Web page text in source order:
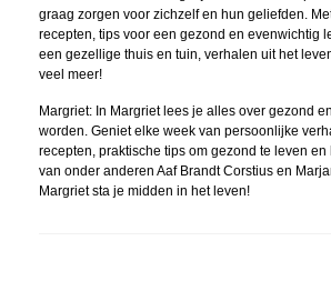
graag zorgen voor zichzelf en hun geliefden.
recepten, tips voor een gezond en evenwichtig
een gezellige thuis en tuin, verhalen uit het
veel meer!
Margriet: In Margriet lees je alles over gezond
worden. Geniet elke week van persoonlijke
recepten, praktische tips om gezond te leven
van onder anderen Aaf Brandt Corstius en
Margriet sta je midden in het leven!